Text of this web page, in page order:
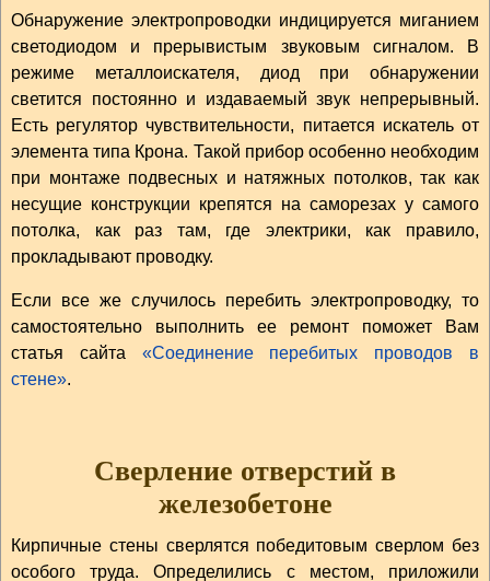
Обнаружение электропроводки индицируется миганием
светодиодом и прерывистым звуковым сигналом. В
режиме металлоискателя, диод при обнаружении
светится постоянно и издаваемый звук непрерывный.
Есть регулятор чувствительности, питается искатель от
элемента типа Крона. Такой прибор особенно необходим
при монтаже подвесных и натяжных потолков, так как
несущие конструкции крепятся на саморезах у самого
потолка, как раз там, где электрики, как правило,
прокладывают проводку.
Если все же случилось перебить электропроводку, то
самостоятельно выполнить ее ремонт поможет Вам
статья сайта «Соединение перебитых проводов в
стене».
Сверление отверстий в
железобетоне
Кирпичные стены сверлятся победитовым сверлом без
особого труда. Определились с местом, приложили